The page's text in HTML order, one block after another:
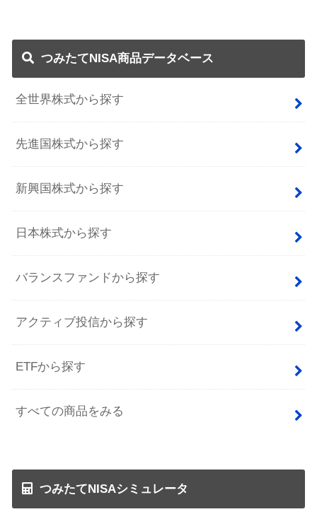
つみたてNISA商品データベース
全世界株式から探す
先進国株式から探す
新興国株式から探す
日本株式から探す
バランスファンドから探す
アクティブ投信から探す
ETFから探す
すべての商品をみる
つみたてNISAシミュレータ